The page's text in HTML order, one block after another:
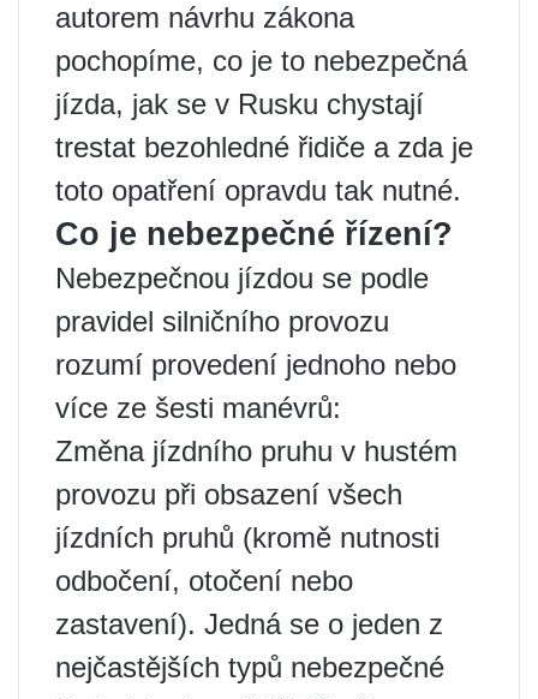
autorem návrhu zákona
pochopíme, co je to nebezpečná
jízda, jak se v Rusku chystají
trestat bezohledné řidiče a zda je
toto opatření opravdu tak nutné.
Co je nebezpečné řízení?
Nebezpečnou jízdou se podle
pravidel silničního provozu
rozumí provedení jednoho nebo
více ze šesti manévrů:
Změna jízdního pruhu v hustém
provozu při obsazení všech
jízdních pruhů (kromě nutnosti
odbočení, otočení nebo
zastavení). Jedná se o jeden z
nejčastějších typů nebezpečné